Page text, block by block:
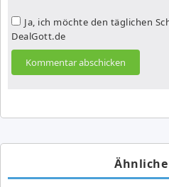
Ja, ich möchte den täglichen
DealGott.de